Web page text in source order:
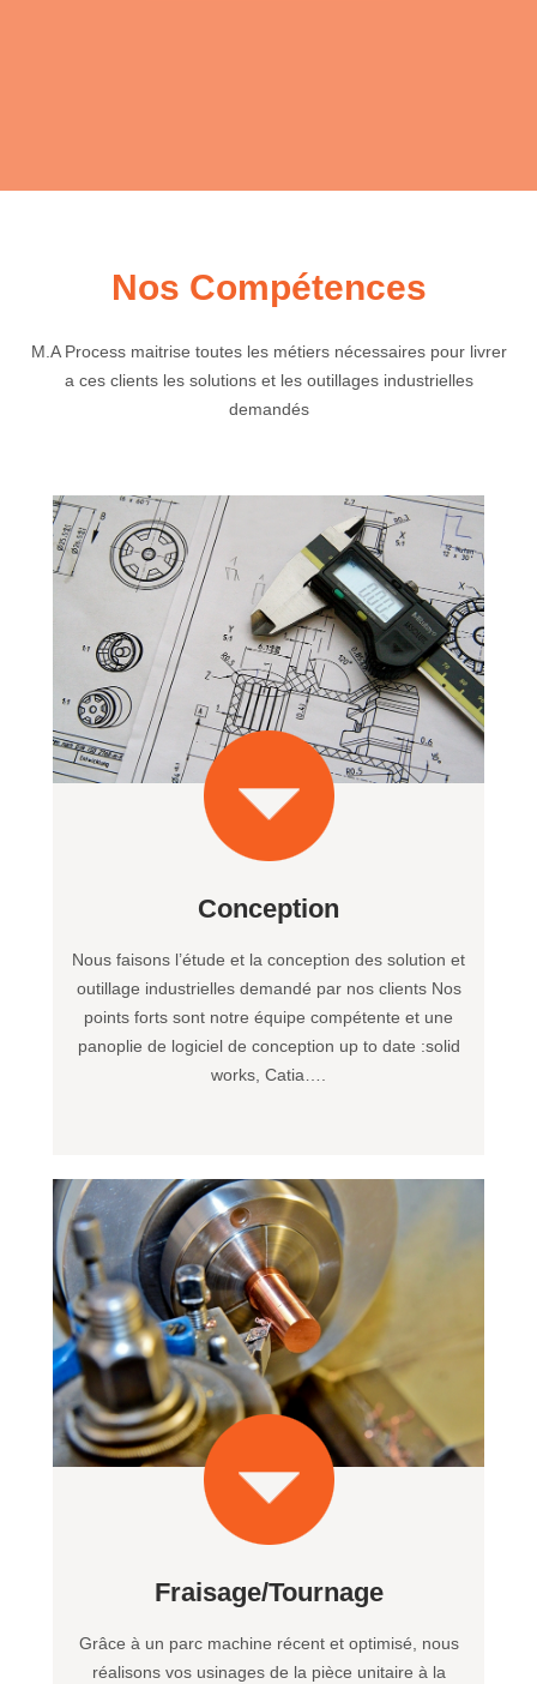
Nos Compétences
M.A Process maitrise toutes les métiers nécessaires pour livrer
a ces clients les solutions et les outillages industrielles
demandés
Conception
Nous faisons l’étude et la conception des solution et
outillage industrielles demandé par nos clients Nos
points forts sont notre équipe compétente et une
panoplie de logiciel de conception up to date :solid
works, Catia….
Fraisage/Tournage
Grâce à un parc machine récent et optimisé, nous
réalisons vos usinages de la pièce unitaire à la